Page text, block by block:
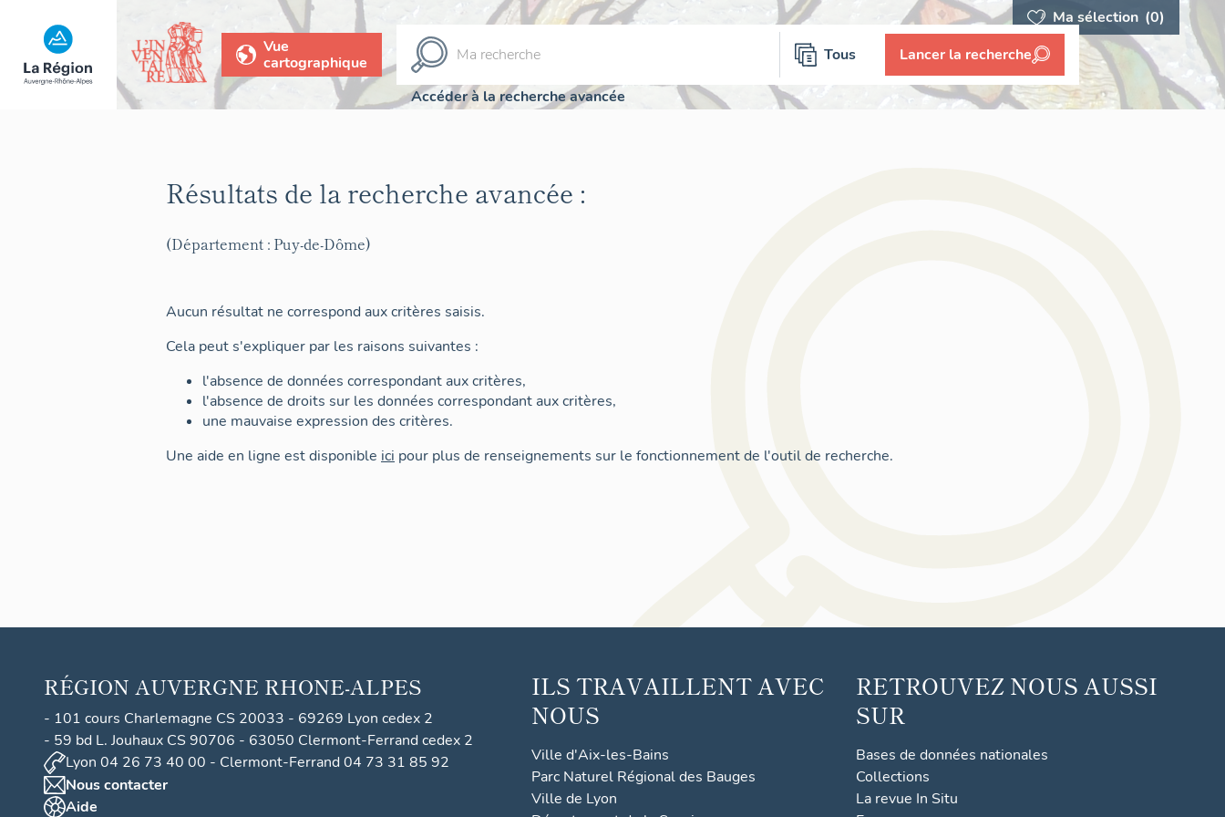
Ma sélection (0)
Vue
cartographique
Tous Lancer la recherche
Accéder à la recherche avancée
Résultats de la recherche avancée :
(Département : Puy-de-Dôme)
Aucun résultat ne correspond aux critères saisis.
Cela peut s'expliquer par les raisons suivantes :
l'absence de données correspondant aux critères,
l'absence de droits sur les données correspondant aux critères,
une mauvaise expression des critères.
Une aide en ligne est disponible ici pour plus de renseignements sur le fonctionnement de l'outil de recherche.
RÉGION AUVERGNE RHONE-ALPES
- 101 cours Charlemagne CS 20033 - 69269 Lyon cedex 2
- 59 bd L. Jouhaux CS 90706 - 63050 Clermont-Ferrand cedex 2
Lyon 04 26 73 40 00 - Clermont-Ferrand 04 73 31 85 92
Nous contacter
Aide
ILS TRAVAILLENT AVEC
NOUS
Ville d'Aix-les-Bains
Parc Naturel Régional des Bauges
Ville de Lyon
RETROUVEZ NOUS AUSSI
SUR
Bases de données nationales
Collections
La revue In Situ